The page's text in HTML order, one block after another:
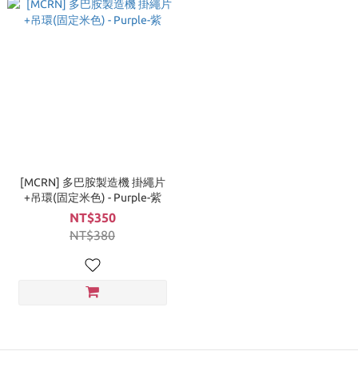
[MCRN] 多巴胺製造機 掛繩片
+吊環(固定米色) - Purple-紫
NT$350
NT$380